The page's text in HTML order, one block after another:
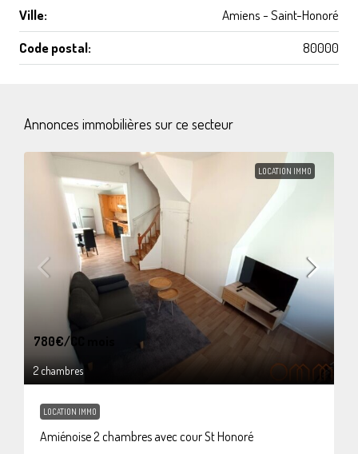
Ville:
Amiens - Saint-Honoré
Code postal:
80000
Annonces immobilières sur ce secteur
LOCATION IMMO
780€/CC mois
2 chambres
LOCATION IMMO
Amiénoise 2 chambres avec cour St Honoré